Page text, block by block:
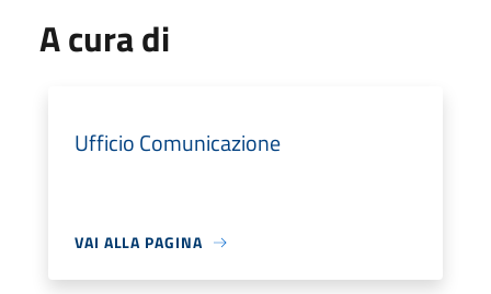
A cura di
Ufficio Comunicazione
VAI ALLA PAGINA